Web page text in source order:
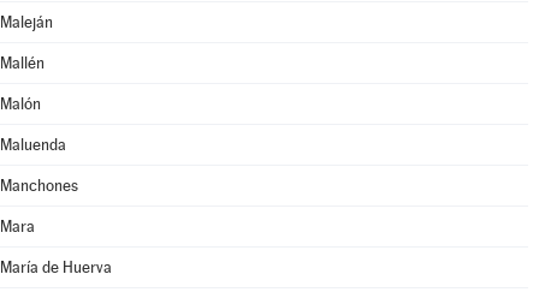
Maleján
Mallén
Malón
Maluenda
Manchones
Mara
María de Huerva